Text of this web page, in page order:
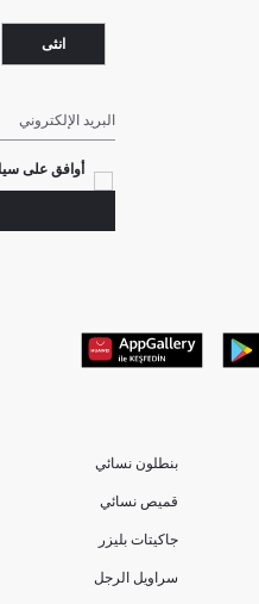
انثى
البريد الإلكتروني
أوافق على
بنطلون نسائي
قميص نسائي
جاكيتات بليزر
سراويل الرجل